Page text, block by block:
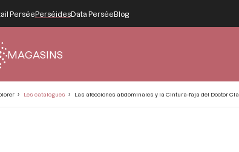
PerséePerséidesData PerséeBlog
MAGASINS
Les catalogues Las afecciones abdominales y la Cintura-faja del Doctor